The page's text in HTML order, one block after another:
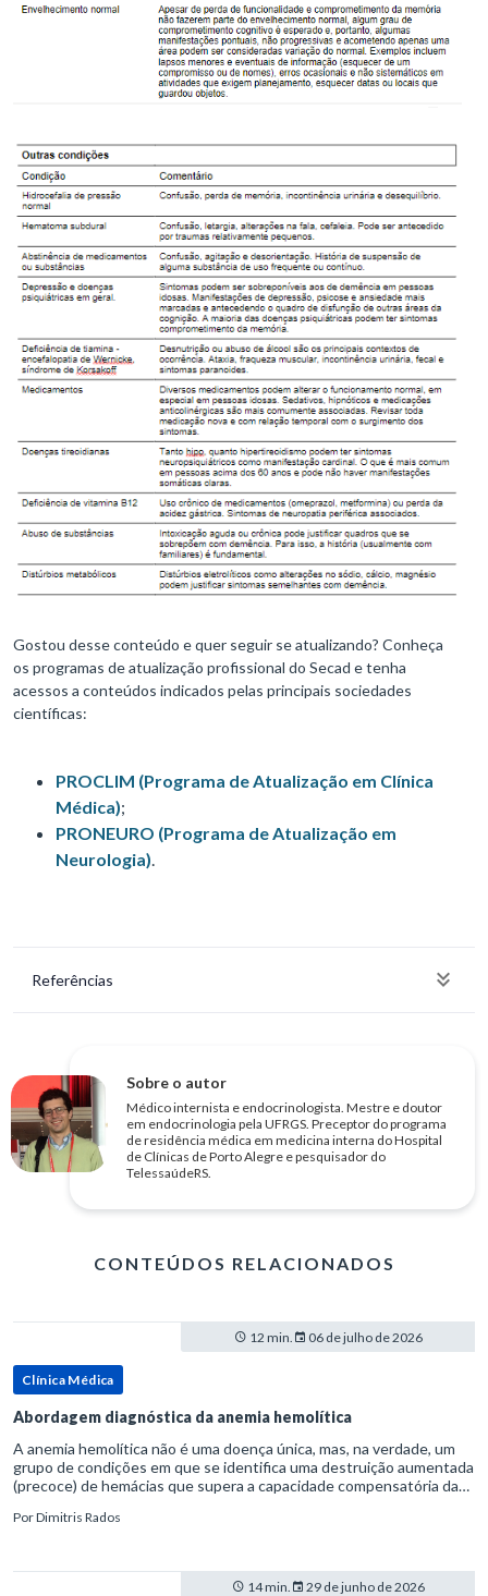
Gostou desse conteúdo e quer seguir se atualizando? Conheça
os programas de atualização profissional do Secad e tenha
acessos a conteúdos indicados pelas principais sociedades
científicas:
PROCLIM (Programa de Atualização em Clínica
Médica);
PRONEURO (Programa de Atualização em
Neurologia)
Referências
Sobre o autor
Médico internista e endocrinologista. Mestre e doutor
em endocrinologia pela UFRGS. Preceptor do programa
de residência médica em medicina interna do Hospital
de Clínicas de Porto Alegre e pesquisador do
TelessaúdeRS.
CONTEÚDOS RELACIONADOS
12 min. 06 de julho de 2026
Clínica Médica
Abordagem diagnóstica da anemia hemolítica
A anemia hemolítica não é uma doença única, mas, na verdade, um
grupo de condições em que se identifica uma destruição aumentada
(precoce) de hemácias que supera a capacidade compensatória da
PorDimitris Rados
14 min. 29 de junho de 2026